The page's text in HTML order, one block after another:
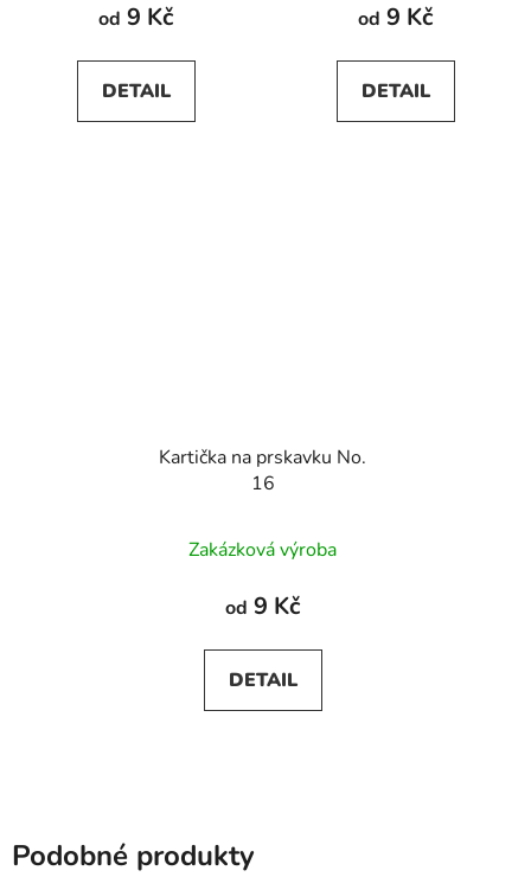
od 9 Kč
DETAIL
od 9 Kč
DETAIL
Kartička na prskavku No.
16
Zakázková výroba
od 9 Kč
DETAIL
Podobné produkty